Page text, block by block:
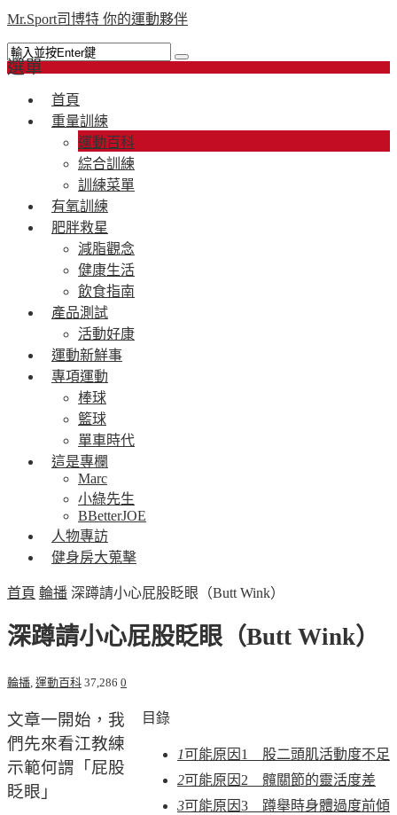
Mr.Sport司博特 你的運動夥伴
選單
首頁
重量訓練
運動百科
綜合訓練
訓練菜單
有氧訓練
肥胖救星
減脂觀念
健康生活
飲食指南
產品測試
活動好康
運動新鮮事
專項運動
棒球
籃球
單車時代
這是專欄
Marc
小綠先生
BBetterJOE
人物專訪
健身房大蒐擊
首頁 輪播 深蹲請小心屁股眨眼（Butt Wink）
深蹲請小心屁股眨眼（Butt Wink）
輪播 運動百科 37,286 0
目錄
1 可能原因1 股二頭肌活動度不足
2可能原因2 髖關節的靈活度差
3可能原因3 蹲舉時身體過度前傾
文章一開始，我
們先來看江教練
示範何謂「屁股
眨眼」